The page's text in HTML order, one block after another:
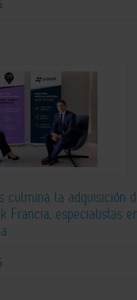
culmina la adquisición
Francia, especialistas